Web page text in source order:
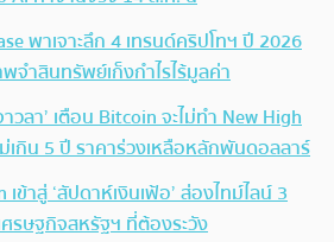
พาเจาะลึก 4 เทรนด์คริปโทฯ ปี 2026
จำสินทรัพย์เก็งกำไรไร้มูลค่า
วลา’ เตือน Bitcoin จะไม่ทำ New High
เกิน 5 ปี ราคาร่วงเหลือหลักพันดอลลาร์
เข้าสู่ ‘สัปดาห์เงินเฟ้อ’ ส่องไทม์ไลน์ 3
ศรษฐกิจสหรัฐฯ ที่ต้องระวัง